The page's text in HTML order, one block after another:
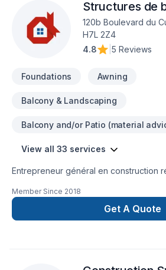
réussite de chaque projet, peu
envergure.ContactPrêt à commencer
Denis ou Jeff dès aujourd'hui pour
besoins.Téléphone : 438-394-2293 Courriel :
une équipe qui a à cœur votre
engagement est simple : offrir un
sur vos besoins et vos aspirations.
Structures de
120b Boulevard du
H7L 2Z4
4.8
5 Reviews
Foundations Awning
Balcony & Landscaping
Balcony and/or Patio (material
View all 33 services
Entrepreneur général en construction
Member Since 2018
Get A Quote